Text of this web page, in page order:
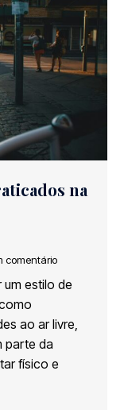
na
comentário
estilo de
ao ar livre,
parte da
físico e